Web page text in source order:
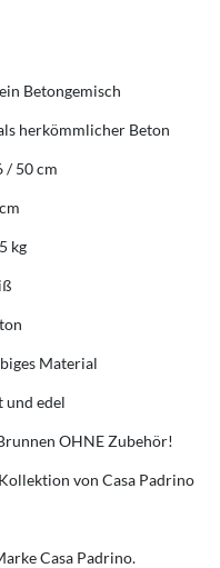
Betongemisch
herkömmlicher Beton
/ 50 cm
kg
Material
und edel
OHNE Zubehör!
von Casa Padrino
Casa Padrino.